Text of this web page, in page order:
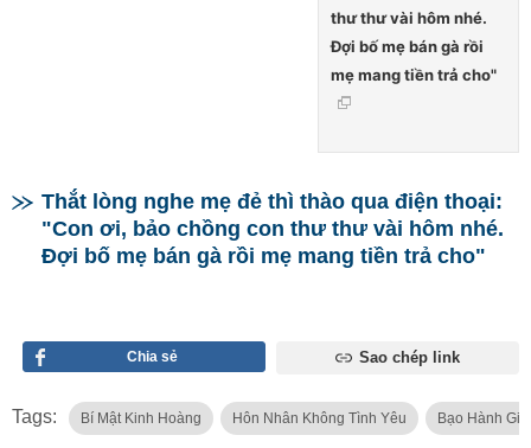
thư thư vài hôm nhé.
Đợi bố mẹ bán gà rồi
mẹ mang tiền trả cho"
Thắt lòng nghe mẹ đẻ thì thào qua điện thoại:
"Con ơi, bảo chồng con thư thư vài hôm nhé.
Đợi bố mẹ bán gà rồi mẹ mang tiền trả cho"
Chia sẻ Sao chép link
Tags: Bí Mật Kinh Hoàng Hôn Nhân Không Tình Yêu Bạo Hành